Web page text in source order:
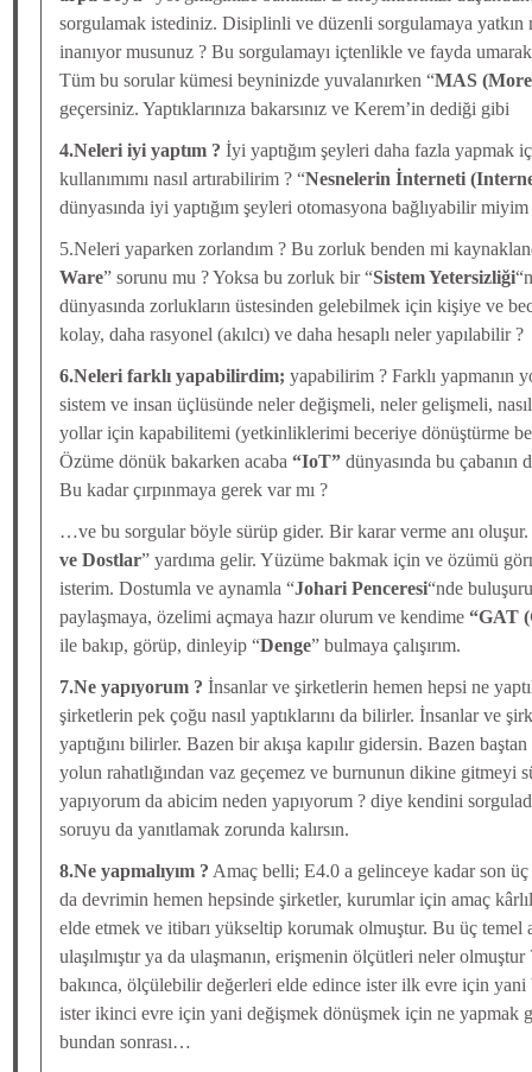
sorgulamak istediniz. Disiplinli ve düzenli sorgulamaya yatkın
inanıyor musunuz ? Bu sorgulamayı içtenlikle ve fayda
Tüm bu sorular kümesi beyninizde yuvalanırken “MAS
geçersiniz. Yaptıklarınıza bakarsınız ve Kerem’in dediği gibi
4.Neleri iyi yaptım ? İyi yaptığım şeyleri daha fazla yapmak
kullanımımı nasıl artırabilirim ? “Nesnelerin İnterneti
dünyasında iyi yaptığım şeyleri otomasyona bağlıyabilir miyim
5.Neleri yaparken zorlandım ? Bu zorluk benden mi
Ware” sorunu mu ? Yoksa bu zorluk bir “Sistem Yetersizliği
dünyasında zorlukların üstesinden gelebilmek için kişiye ve
kolay, daha rasyonel (akılcı) ve daha hesaplı neler yapılabilir ?
6.Neleri farklı yapabilirdim; yapabilirim ? Farklı yapmanın
sistem ve insan üçlüsünde neler değişmeli, neler gelişmeli,
yollar için kapabilitemi (yetkinliklerimi beceriye dönüştürme
Özüme dönük bakarken acaba “IoT” dünyasında bu
Bu kadar çırpınmaya gerek var mı ?
…ve bu sorgular böyle sürüp gider. Bir karar verme anı oluşur.
ve Dostlar” yardıma gelir. Yüzüme bakmak için ve özümü
isterim. Dostumla ve aynamla “Johari Penceresi“nde
paylaşmaya, özelimi açmaya hazır olurum ve kendime “GAT
ile bakıp, görüp, dinleyip “Denge” bulmaya çalışırım.
7.Ne yapıyorum ? İnsanlar ve şirketlerin hemen hepsi ne
şirketlerin pek çoğu nasıl yaptıklarını da bilirler. İnsanlar ve
yaptığını bilirler. Bazen bir akışa kapılır gidersin. Bazen
yolun rahatlığından vaz geçemez ve burnunun dikine gitmeyi
yapıyorum da abicim neden yapıyorum ? diye kendini
soruyu da yanıtlamak zorunda kalırsın.
8.Ne yapmalıyım ? Amaç belli; E4.0 a gelinceye kadar son
da devrimin hemen hepsinde şirketler, kurumlar için amaç
elde etmek ve itibarı yükseltip korumak olmuştur. Bu üç temel
ulaşılmıştır ya da ulaşmanın, erişmenin ölçütleri neler
bakınca, ölçülebilir değerleri elde edince ister ilk evre için
ister ikinci evre için yani değişmek dönüşmek için ne yapmak
bundan sonrası…